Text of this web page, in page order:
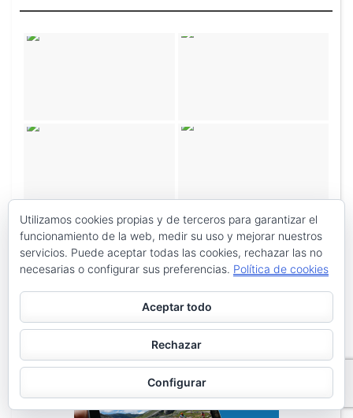
Utilizamos cookies propias y de terceros para garantizar el
funcionamiento de la web, medir su uso y mejorar nuestros
servicios. Puede aceptar todas las cookies, rechazar las no
necesarias o configurar sus preferencias. Política de cookies
Aceptar todo
Rechazar
Configurar